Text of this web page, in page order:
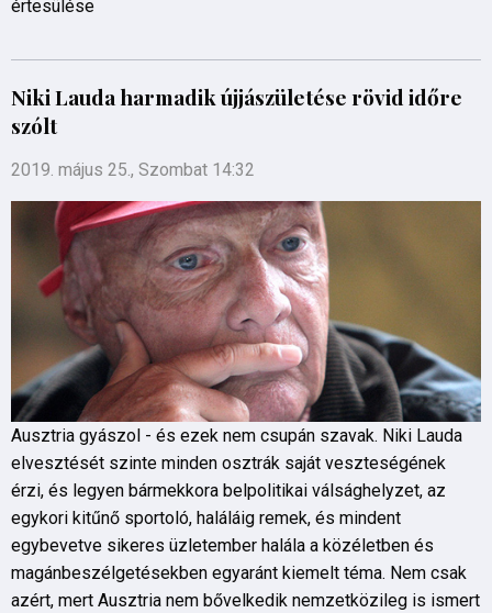
értesülése
Niki Lauda harmadik újjászületése rövid időre
szólt
2019. május 25., Szombat 14:32
Ausztria gyászol - és ezek nem csupán szavak. Niki Lauda
elvesztését szinte minden osztrák saját veszteségének
érzi, és legyen bármekkora belpolitikai válsághelyzet, az
egykori kitűnő sportoló, haláláig remek, és mindent
egybevetve sikeres üzletember halála a közéletben és
magánbeszélgetésekben egyaránt kiemelt téma. Nem csak
azért, mert Ausztria nem bővelkedik nemzetközileg is ismert